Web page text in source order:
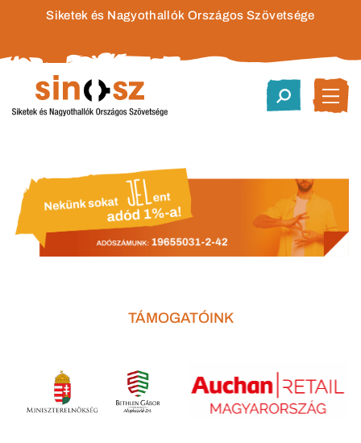
Siketek és Nagyothallók Országos Szövetsége
TÁMOGATÓINK